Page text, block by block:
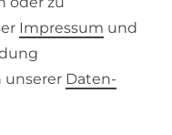
Impressum und
unserer Daten­